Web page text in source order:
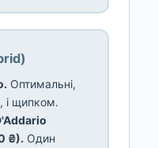
Оптимальні,
і щипком.
₴). Один